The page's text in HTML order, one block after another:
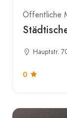
Öffentliche
Hauptstr.
0